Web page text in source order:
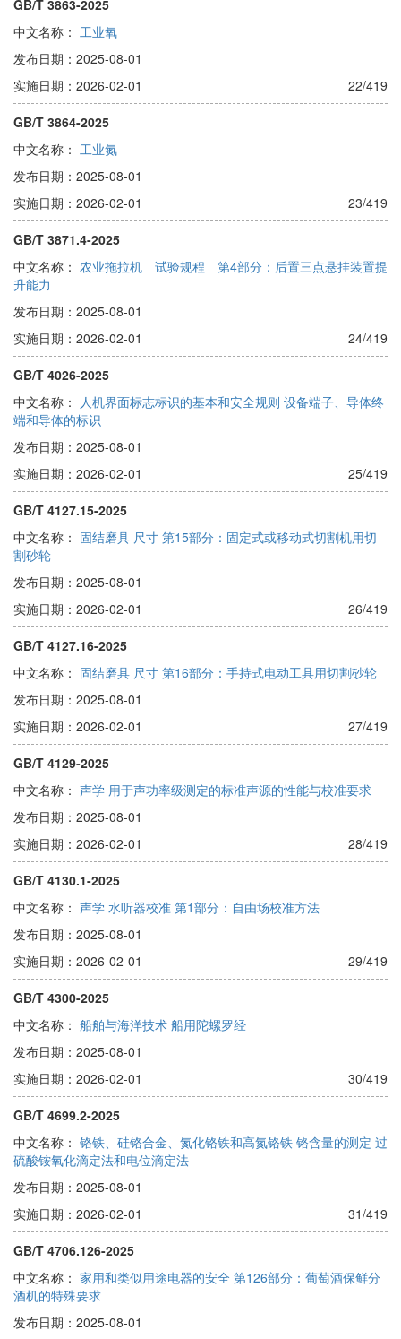
GB/T 3863-2025
中文名称： 工业氧
发布日期：2025-08-01
实施日期：2026-02-01
22/419
GB/T 3864-2025
中文名称： 工业氮
发布日期：2025-08-01
实施日期：2026-02-01
23/419
GB/T 3871.4-2025
中文名称： 农业拖拉机 试验规程 第4部分：后置三点悬挂装置提
升能力
发布日期：2025-08-01
实施日期：2026-02-01
24/419
GB/T 4026-2025
中文名称： 人机界面标志标识的基本和安全规则 设备端子、导体终
端和导体的标识
发布日期：2025-08-01
实施日期：2026-02-01
25/419
GB/T 4127.15-2025
中文名称： 固结磨具 尺寸 第15部分：固定式或移动式切割机用切
割砂轮
发布日期：2025-08-01
实施日期：2026-02-01
26/419
GB/T 4127.16-2025
中文名称： 固结磨具 尺寸 第16部分：手持式电动工具用切割砂轮
发布日期：2025-08-01
实施日期：2026-02-01
27/419
GB/T 4129-2025
中文名称： 声学 用于声功率级测定的标准声源的性能与校准要求
发布日期：2025-08-01
实施日期：2026-02-01
28/419
GB/T 4130.1-2025
中文名称： 声学 水听器校准 第1部分：自由场校准方法
发布日期：2025-08-01
实施日期：2026-02-01
29/419
GB/T 4300-2025
中文名称： 船舶与海洋技术 船用陀螺罗经
发布日期：2025-08-01
实施日期：2026-02-01
30/419
GB/T 4699.2-2025
中文名称： 铬铁、硅铬合金、氮化铬铁和高氮铬铁 铬含量的测定 过
硫酸铵氧化滴定法和电位滴定法
发布日期：2025-08-01
实施日期：2026-02-01
31/419
GB/T 4706.126-2025
中文名称： 家用和类似用途电器的安全 第126部分：葡萄酒保鲜分
酒机的特殊要求
发布日期：2025-08-01